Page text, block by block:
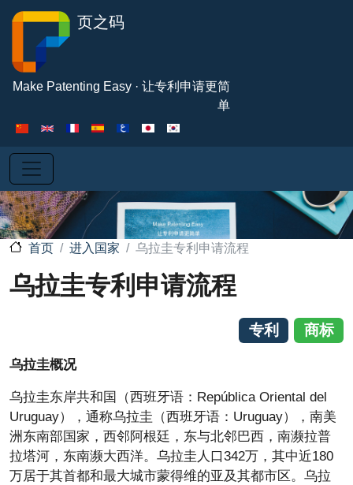
页之码
Make Patenting Easy · 让专利申请更简
单
首页 进入国家 乌拉圭专利申请流程
乌拉圭专利申请流程
专利 商标
乌拉圭概况
乌拉圭东岸共和国（西班牙语：República Oriental del
Uruguay），通称乌拉圭（西班牙语：Uruguay），南美
洲东南部国家，西邻阿根廷，东与北邻巴西，南濒拉普
拉塔河，东南濒大西洋。乌拉圭人口342万，其中近180
万居于其首都和最大城市蒙得维的亚及其都市区。乌拉